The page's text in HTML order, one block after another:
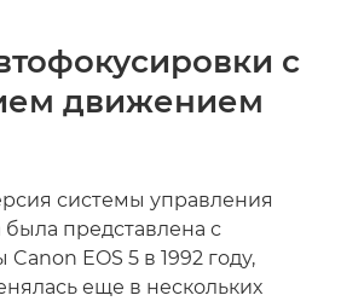
с
движением
системы управления
представлена с
EOS 5 в 1992 году,
еще в нескольких